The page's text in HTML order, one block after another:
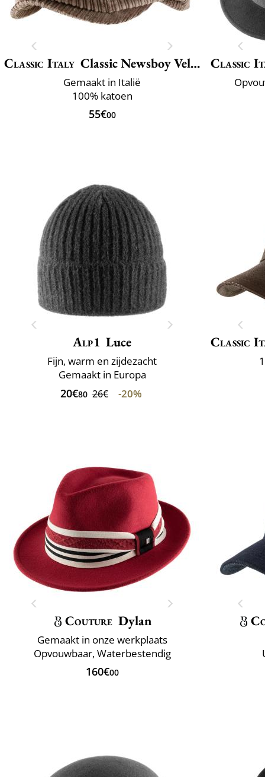
Classic Italy Classic Newsboy Velvet
Gemaakt in Italië
100% katoen
55€00
Classic
Alp1 Luce
Fijn, warm en zijdezacht
Gemaakt in Europa
20€80 26€ -20%
Classic
Couture Dylan
Gemaakt in onze werkplaats
Opvouwbaar, Waterbestendig
160€00